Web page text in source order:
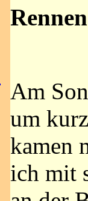
Am
um
kamen
ich mit